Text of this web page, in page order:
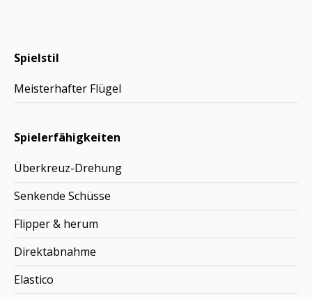
Spielstil
Meisterhafter Flügel
Spielerfähigkeiten
Überkreuz-Drehung
Senkende Schüsse
Flipper & herum
Direktabnahme
Elastico